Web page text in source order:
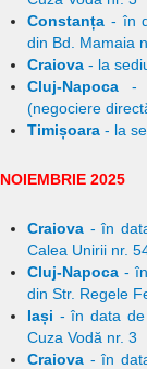
Constanța - în
din Bd. Mamaia
Craiova - la
Cluj-Napoca -
(negociere
Timișoara - la
NOIEMBRIE 2025
Craiova - în
Calea Unirii nr.
Cluj-Napoca -
din Str. Regele
Iași - în data de
Cuza Vodă nr. 3
Craiova - în